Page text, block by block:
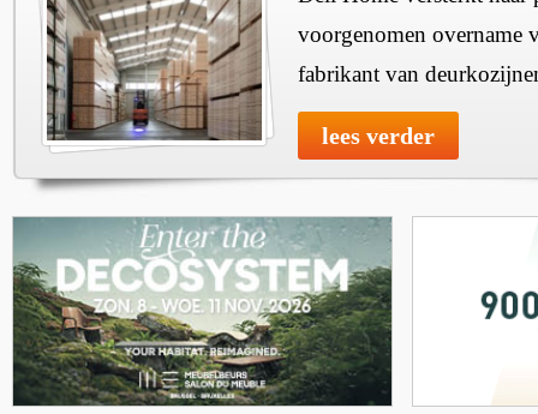
voorgenomen overname
fabrikant van
lees verder